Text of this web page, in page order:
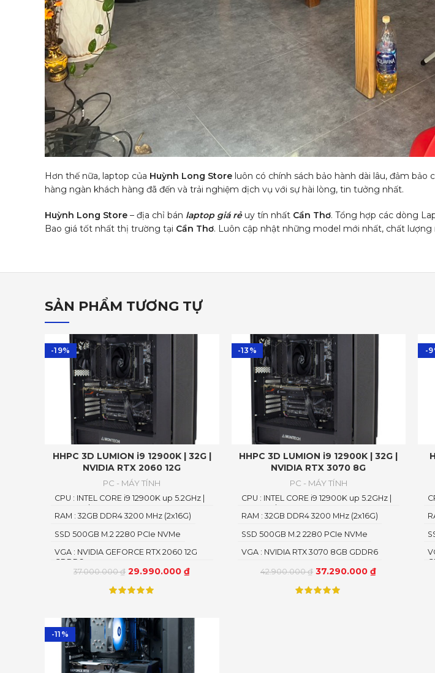
Hơn thế nữa, laptop của Huỳnh Long Store luôn có chính sách bảo hành dài lâu, đảm
hàng ngàn khách hàng đã đến và trải nghiệm dịch vụ với sự hài lòng, tin tưởng nhất.
Huỳnh Long Store – địa chỉ bán laptop giá rẻuy tín nhất Cần Thơ. Tổng hợp các dòng
Bao giá tốt nhất thị trường tại Cần Thơ. Luôn cập nhật những model mới nhất, chất lượng
SẢN PHẨM TƯƠNG TỰ
-19%
HHPC 3D LUMION i9 12900K | 32G |
NVIDIA RTX 2060 12G
PC - MÁY TÍNH
37.000.000₫ 29.990.000₫
VGA : NVIDIA GEFORCE RTX 2060 12G
GDDR6
SSD 500GB M.2 2280 PCIe NVMe
RAM : 32GB DDR4 3200 MHz (2x16G)
CPU : INTEL CORE i9 12900K up 5.2GHz |
16 CORE | 24 THREAD
-13%
HHPC 3D LUMION i9 12900K | 32G |
NVIDIA RTX 3070 8G
PC - MÁY TÍNH
42.900.000₫ 37.290.000₫
VGA : NVIDIA RTX 3070 8GB GDDR6
SSD 500GB M.2 2280 PCIe NVMe
RAM : 32GB DDR4 3200 MHz (2x16G)
CPU : INTEL CORE i9 12900K up 5.2GHz |
16 CORE | 24 THREAD
-
-11%